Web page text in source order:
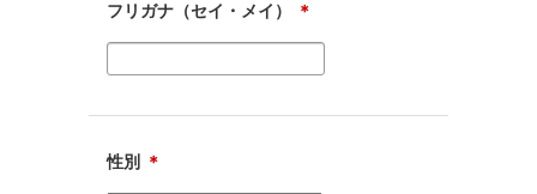
フリガナ（セイ・メイ） ＊
性別 ＊